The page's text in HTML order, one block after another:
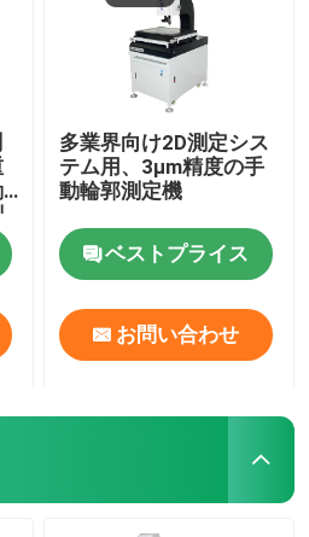
多業界向け2D測定シス
テム用、3μm精度の手
動輪郭測定機
ベストプライス
お問い合わせ